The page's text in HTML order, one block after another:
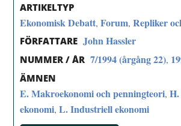
ARTIKELTYP
Ekonomisk Debatt,Forum,Repliker
FÖRFATTARE John Hassler
NUMMER / ÅR 7/1994 (årgång 22),
ÄMNEN
E. Makroekonomi och penningteori,
ekonomi,L. Industriell ekonomi